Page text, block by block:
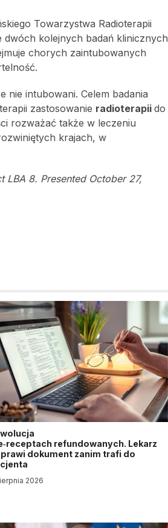
Towarzystwa Radioterapii
dwóch kolejnych badań klinicznych
chorych zaintubowanych
nie intubowani. Celem badania
zastosowanie radioterapii do
rozważać także w leczeniu
krajach, w
LBA 8. Presented October 27,
refundowanych. Lekarz
dokument zanim trafi do
2026